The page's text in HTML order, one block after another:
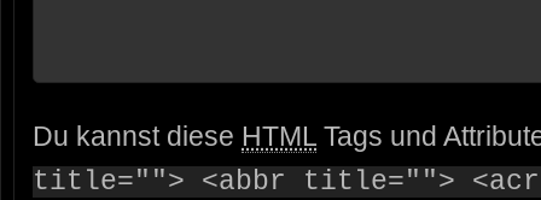
Du kannst diese HTML Tags und
title=""> <abbr title="">